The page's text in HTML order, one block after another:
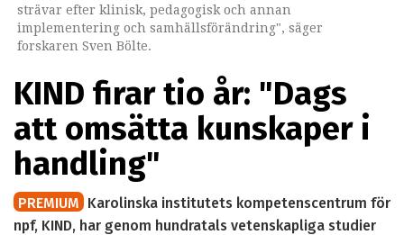
strävar efter klinisk, pedagogisk och annan
implementering och samhällsförändring", säger
forskaren Sven Bölte.
KIND firar tio år: "Dags
att omsätta kunskaper i
handling"
PREMIUM Karolinska institutets kompetenscentrum för
npf, KIND, har genom hundratals vetenskapliga studier